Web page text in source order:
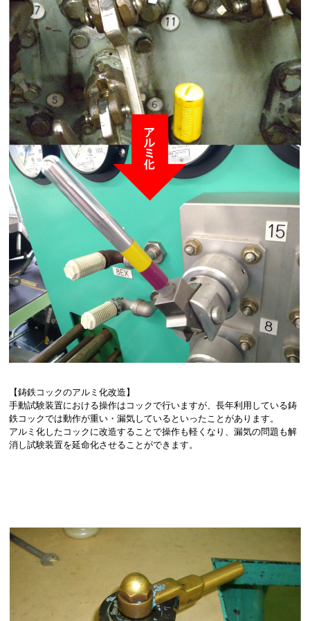
【鋳鉄コックのアルミ化改造】
手動試験装置における操作はコックで行いますが、長年利用している鋳
鉄コックでは動作が重い・漏気しているといったことがあります。
アルミ化したコックに改造することで操作も軽くなり、漏気の問題も解
消し試験装置を延命化させることができます。